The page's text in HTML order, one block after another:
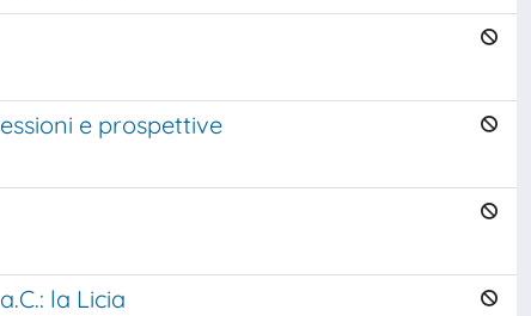
e prospettive
la Licia